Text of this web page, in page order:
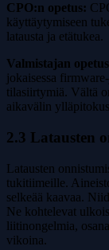
CPO:n opetus:
käyttäytymiseen
latausta ja etätukea.
Valmistajan
jokaisessa
tilasiirtymiä. Vältä
aikavälin
2.3 Latausten
Latausten
tukitiimeille.
selkeää kaavaa.
Ne kohtelevat
liitinongelmia,
vikoina.